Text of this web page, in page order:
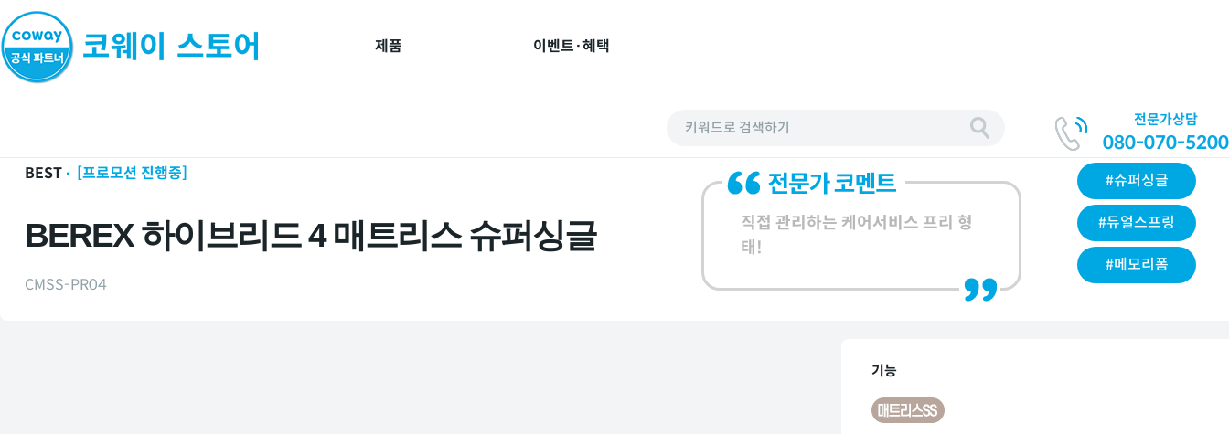
제품 이벤트·혜택
키워드로 검색하기 전문가상담
080-070-5200
BEST [프로모션 진행중]
BEREX 하이브리드 4 매트리스 슈퍼싱글
CMSS-PR04
직접 관리하는 케어서비스 프리 형
태!
#슈퍼싱글
#듀얼스프링
#메모리폼
기능